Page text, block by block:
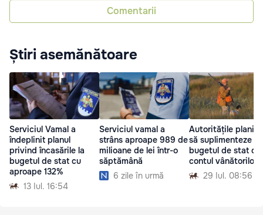
Comentarii
Știri asemănătoare
Serviciul Vamal a
îndeplinit planul
privind încasările la
bugetul de stat cu
aproape 132%
13 Iul. 16:54
Serviciul vamal a
strâns aproape 989 de
milioane de lei într-o
săptămână
6 zile în urmă
Autoritățile
să suplimenteze
bugetul de stat din
contul vânătorilor
29 Iul. 08:56